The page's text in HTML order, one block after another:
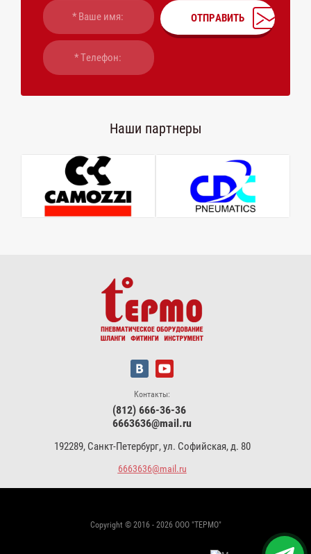
ОТПРАВИТЬ
Наши партнеры
Контакты:
(812) 666-36-36
6663636@mail.ru
192289, Санкт-Петербург, ул. Софийская, д. 80
6663636@mail.ru
Copyright © 2016 - 2026 ООО "ТЕРМО"